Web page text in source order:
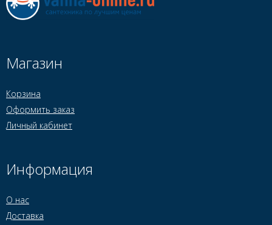
Магазин
Корзина
Оформить заказ
Личный кабинет
Информация
О нас
Доставка